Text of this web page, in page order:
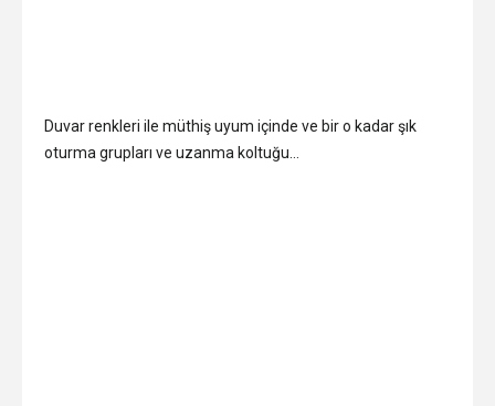
Duvar renkleri ile müthiş uyum içinde ve bir o kadar şık
oturma grupları ve uzanma koltuğu…